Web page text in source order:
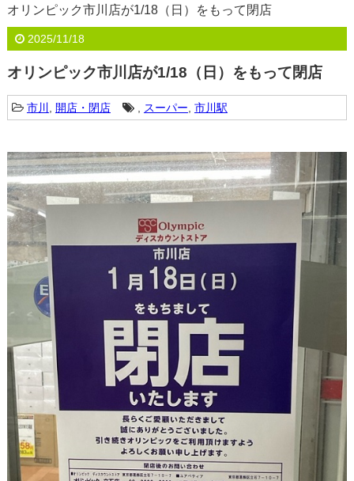
オリンピック市川店が1/18（日）をもって閉店
2025/11/18
オリンピック市川店が1/18（日）をもって閉店
市川 開店・閉店 , スーパー 市川駅